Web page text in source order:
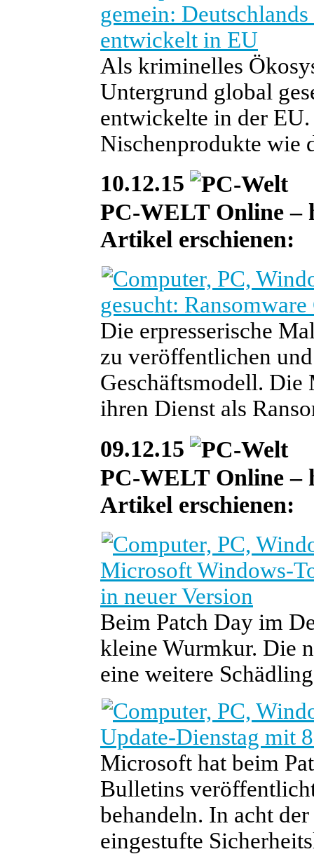
gemein:
entwickelt in EU
Als kriminelles
Untergrund global
entwickelte in der
Nischenprodukte wie
10.12.15
PC-WELT Online –
Artikel erschienen:
gesucht:
Die erpresserische
zu veröffentlichen
Geschäftsmodell. Die
ihren Dienst als
09.12.15
PC-WELT Online –
Artikel erschienen:
Microsoft Windows-
in neuer Version
Beim Patch Day im
kleine Wurmkur. Die
eine weitere
Update-Dienstag mit
Microsoft hat beim
Bulletins
behandeln. In acht
eingestufte